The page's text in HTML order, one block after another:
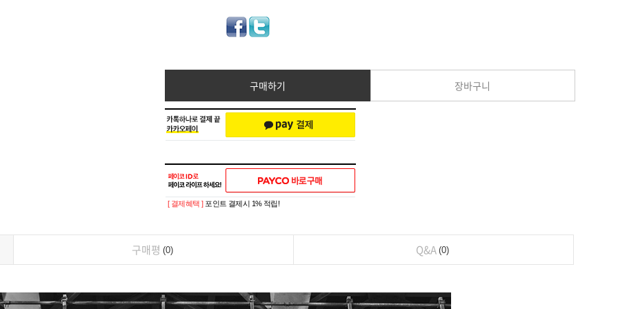
구매하기 장바구니
[ 결제혜택 ] 포인트 결제시 1% 적립!
구매평 0 Q&A 0